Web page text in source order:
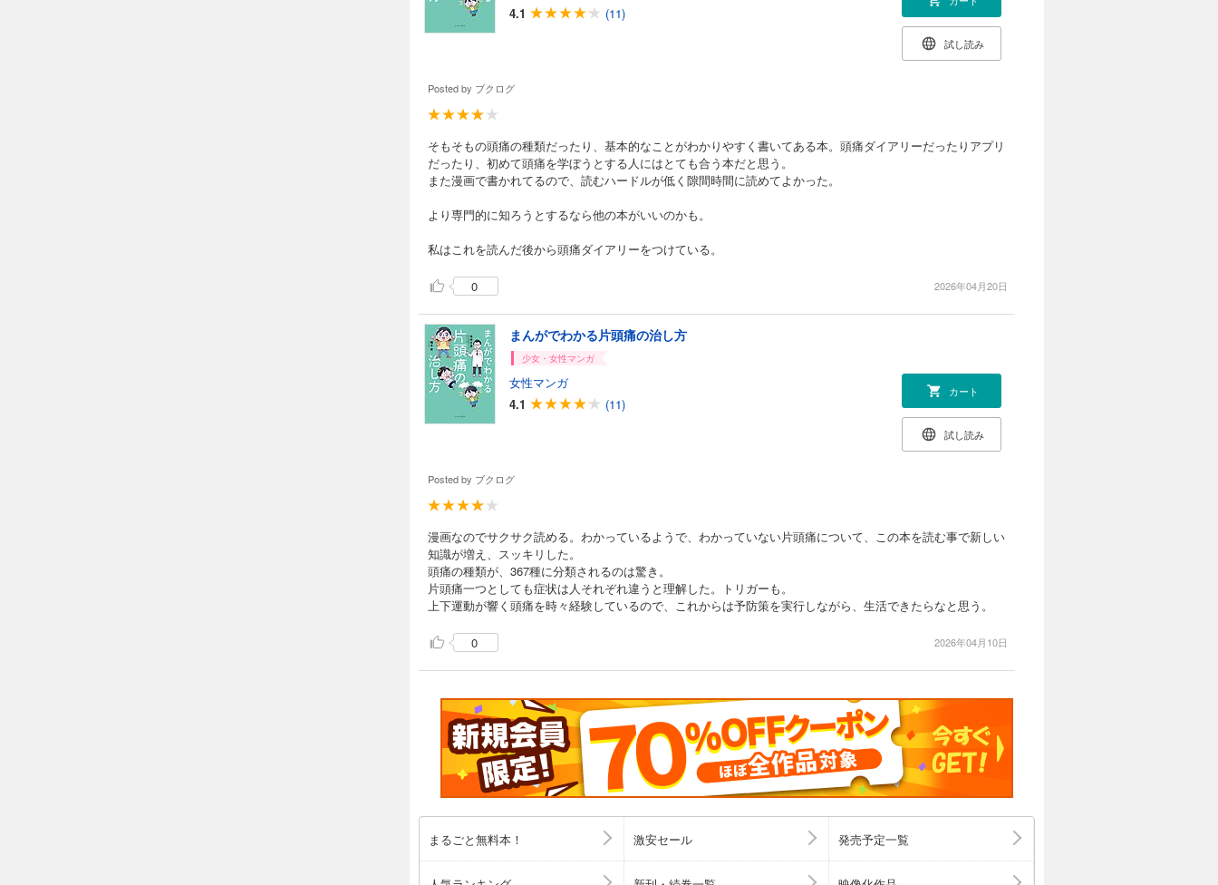
4.1
(11)
試し読み
Posted by ブクログ
そもそもの頭痛の種類だったり、基本的なことがわかりやすく書いてある本。頭痛ダイアリーだったりアプリ
だったり、初めて頭痛を学ぼうとする人にはとても合う本だと思う。
また漫画で書かれてるので、読むハードルが低く隙間時間に読めてよかった。
より専門的に知ろうとするなら他の本がいいのかも。
私はこれを読んだ後から頭痛ダイアリーをつけている。
0 2026年04月20日
まんがでわかる片頭痛の治し方
少女・女性マンガ
女性マンガ
4.1
(11)
カート
試し読み
Posted by ブクログ
漫画なのでサクサク読める。わかっているようで、わかっていない片頭痛について、この本を読む事で新しい
知識が増え、スッキリした。
頭痛の種類が、367種に分類されるのは驚き。
片頭痛一つとしても症状は人それぞれ違うと理解した。トリガーも。
上下運動が響く頭痛を時々経験しているので、これからは予防策を実行しながら、生活できたらなと思う。
0 2026年04月10日
まるごと無料本！ 激安セール 発売予定一覧